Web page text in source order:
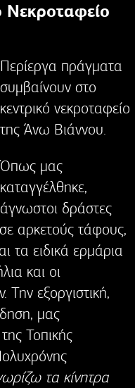
Νεκροταφείο
Περίεργα πράγματα
συμβαίνουν στο
κεντρικό νεκροταφείο
της Άνω Βιάννου.
Όπως μας
καταγγέλθηκε,
άγνωστοι δράστες
αρκετούς τάφους,
τα ειδικά ερμάρια
και οι
εξοργιστική,
μας
Τοπικής
τα κίνητρα